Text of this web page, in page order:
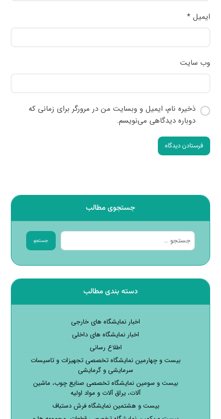
ایمیل*
وب‌ سایت
ذخیره نام، ایمیل و وبسایت من در مرورگر برای زمانی که
دوباره دیدگاهی می‌نویسم.
فرستادن دیدگاه
جستجوی مطالب
جستجو
دسته بندی مطالب
اخبار نمایشگاه های خارجی
اخبار نمایشگاه های داخلی
اطلاع رسانی
بیست و چهارمین نمایشگاه تخصصی تجهیزات و تاسیسات
سرمایشی و گرمایشی
بیست و سومین نمایشگاه تخصصی صنایع چوب، ماشین
آلات، یراق آلات و مواد اولیه
بیست و هشتمین نمایشگاه فرش دستباف